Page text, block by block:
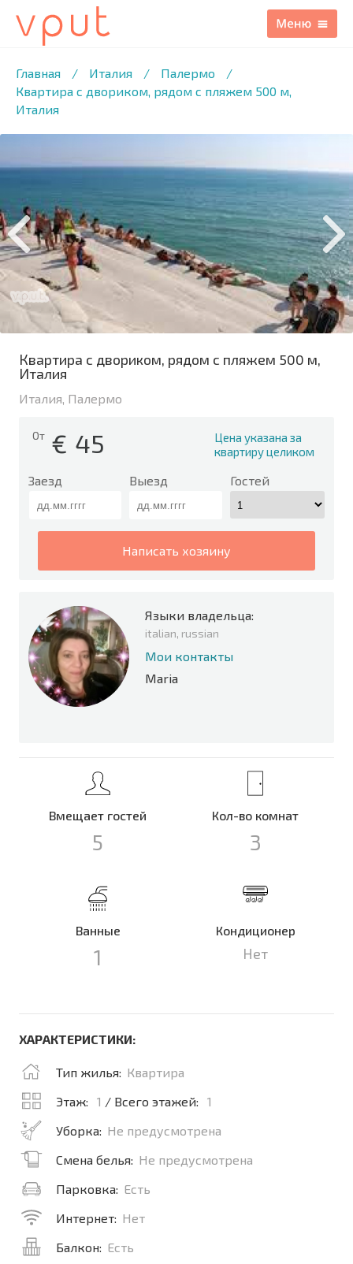
Главная / Италия / Палермо
/
Квартира с двориком, рядом с пляжем 500 м,
Италия
/24 ФОТО
Квартира с двориком, рядом с пляжем 500 м,
Италия
Италия, Палермо
От € 45
Цена указана за
квартиру целиком
Заезд Выезд Гостей
написать хозяину
Языки владельца:
italian, russian
Мои контакты
Maria
Вмещает гостей
5
Кол-во комнат
3
Ванные
1
Кондиционер
Нет
ХАРАКТЕРИСТИКИ:
Тип жилья: Квартира
Этаж:
1 / Всего этажей:
1
Уборка: Не предусмотрена
Смена белья: Не предусмотрена
Парковка: Есть
Интернет: Нет
Балкон: Есть